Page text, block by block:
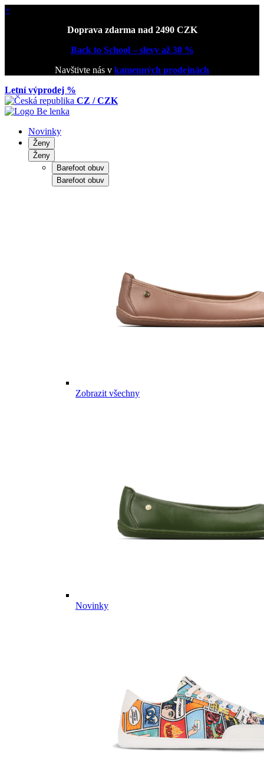
×
Doprava zdarma nad 2490 CZK
Back to School – slevy až 30 %
Navštivte nás v kamenných prodejnách
Letní výprodej %
CZ / CZK
Novinky
Ženy
Ženy
Barefoot obuv
Barefoot obuv
Zobrazit všechny
Novinky